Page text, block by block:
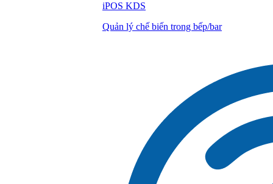
iPOS KDS
Quản lý chế biến trong bếp/bar